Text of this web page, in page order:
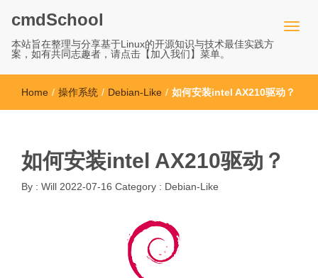
cmdSchool
本站旨在整理与分享基于Linux的开源知识与技术最佳实践方
案，如有共同志趣者，请点击【加入我们】菜单。
Home / 操作系统 / Debian-Like / 如何安装intel AX210驱动？
如何安装intel AX210驱动？
By : Will 2022-07-16 Category : Debian-Like